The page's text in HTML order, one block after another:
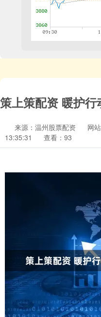
策上策配资 暖护
来源：温州股票配资 网
13:35:31
查看：93